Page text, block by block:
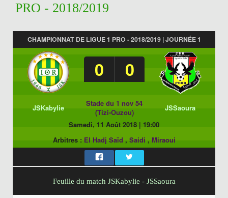
PRO - 2018/2019
CHAMPIONNAT DE LIGUE 1 PRO - 2018/2019 | JOURNÉE 1
0 0
JSKabylie
Stade du 1 nov 54
(Tizi-Ouzou)
JSSaoura
Samedi, 11 Août 2018 | 19:00
Arbitres : El Hadj Saïd , Saidi , Miraoui
Feuille du match JSKabylie - JSSaoura